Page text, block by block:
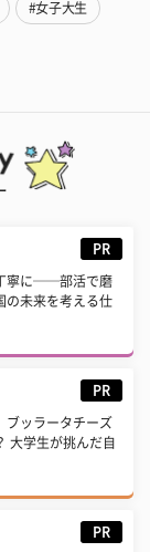
#女子大生
PR
寧に──部活で磨
の未来を考える仕
PR
ブッラータチーズ
大学生が挑んだ自
PR